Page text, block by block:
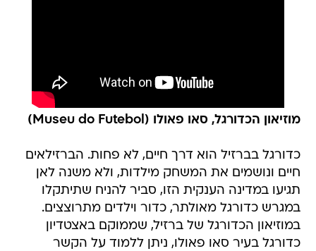
מוזיאון הכדורגל, סאו פאולו (Museu do Futebol)
כדורגל בברזיל הוא דרך חיים, לא פחות. הברזילאים
חיים ונושמים את המשחק מילדות, ולא משנה לאן
תגיעו במדינה הענקית הזו, סביר להניח שתיתקלו
במגרש כדורגל מאולתר, כדור וילדים מתרוצצים.
במוזיאון הכדורגל של ברזיל, שממוקם באצטדיון
כדורגל בעיר סאו פאולו, ניתן ללמוד על הקשר